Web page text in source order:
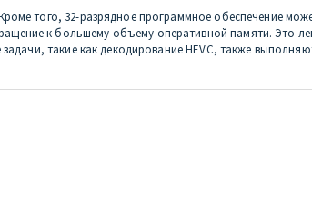
того, 32-разрядное программное обеспечение
к большему объему оперативной памяти. Это
такие как декодирование HEVC, также